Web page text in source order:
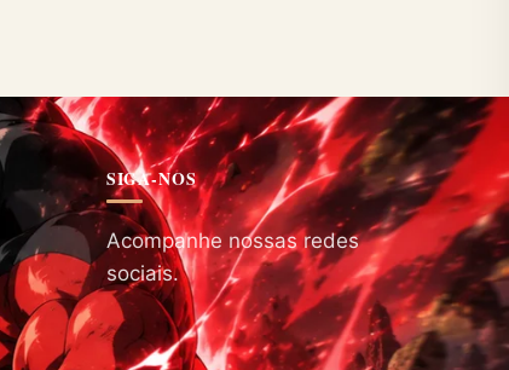
SIGA-NOS
Acompanhe nossas redes
sociais.